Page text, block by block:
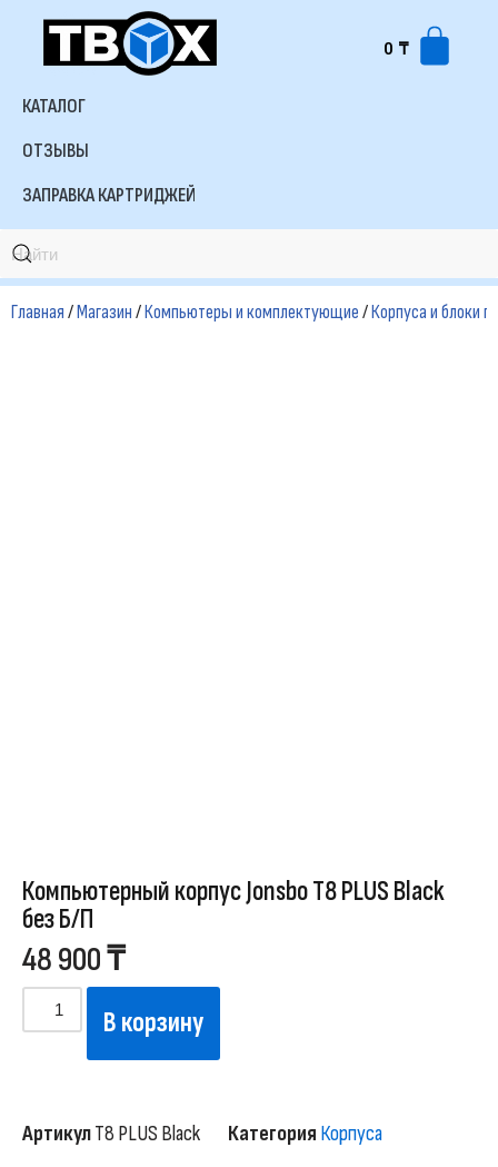
Перейти
содержимому
0 ₸
КАТАЛОГ
ОТЗЫВЫ
ЗАПРАВКА КАРТРИДЖЕЙ
Главная/Магазин/Компьютеры и комплектующие/Корпуса и блоки
Компьютерный корпус Jonsbo T8 PLUS Black
без Б/П
48 900₸
В корзину
АртикулT8 PLUS Black Категория Корпуса